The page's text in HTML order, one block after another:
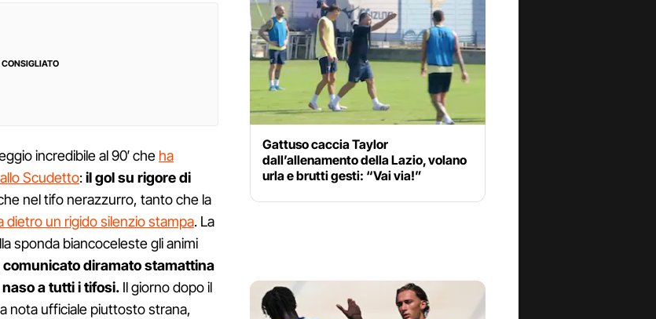
CONSIGLIATO
incredibile al 90′ che ha
Scudetto:il gol su rigore di
nel tifo nerazzurro, tanto che la
dietro un rigido silenzio stampa. La
sponda biancoceleste gli animi
comunicato diramato stamattina
a tutti i tifosi. Il giorno dopo il
nota ufficiale piuttosto strana,
Gattuso caccia Taylor
dall’allenamento della Lazio, volano
urla e brutti gesti: “Vai via!”